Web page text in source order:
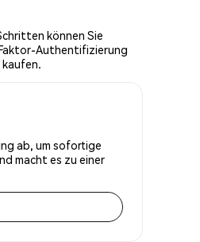
können Sie
Authentifizierung
ab, um sofortige
macht es zu einer